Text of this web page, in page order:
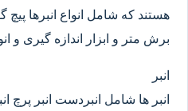
هستند که شامل انواع انبرها پیچ
برش متر و ابزار اندازه گیری
انبر
انبر ها شامل انبردست انبر پرچ